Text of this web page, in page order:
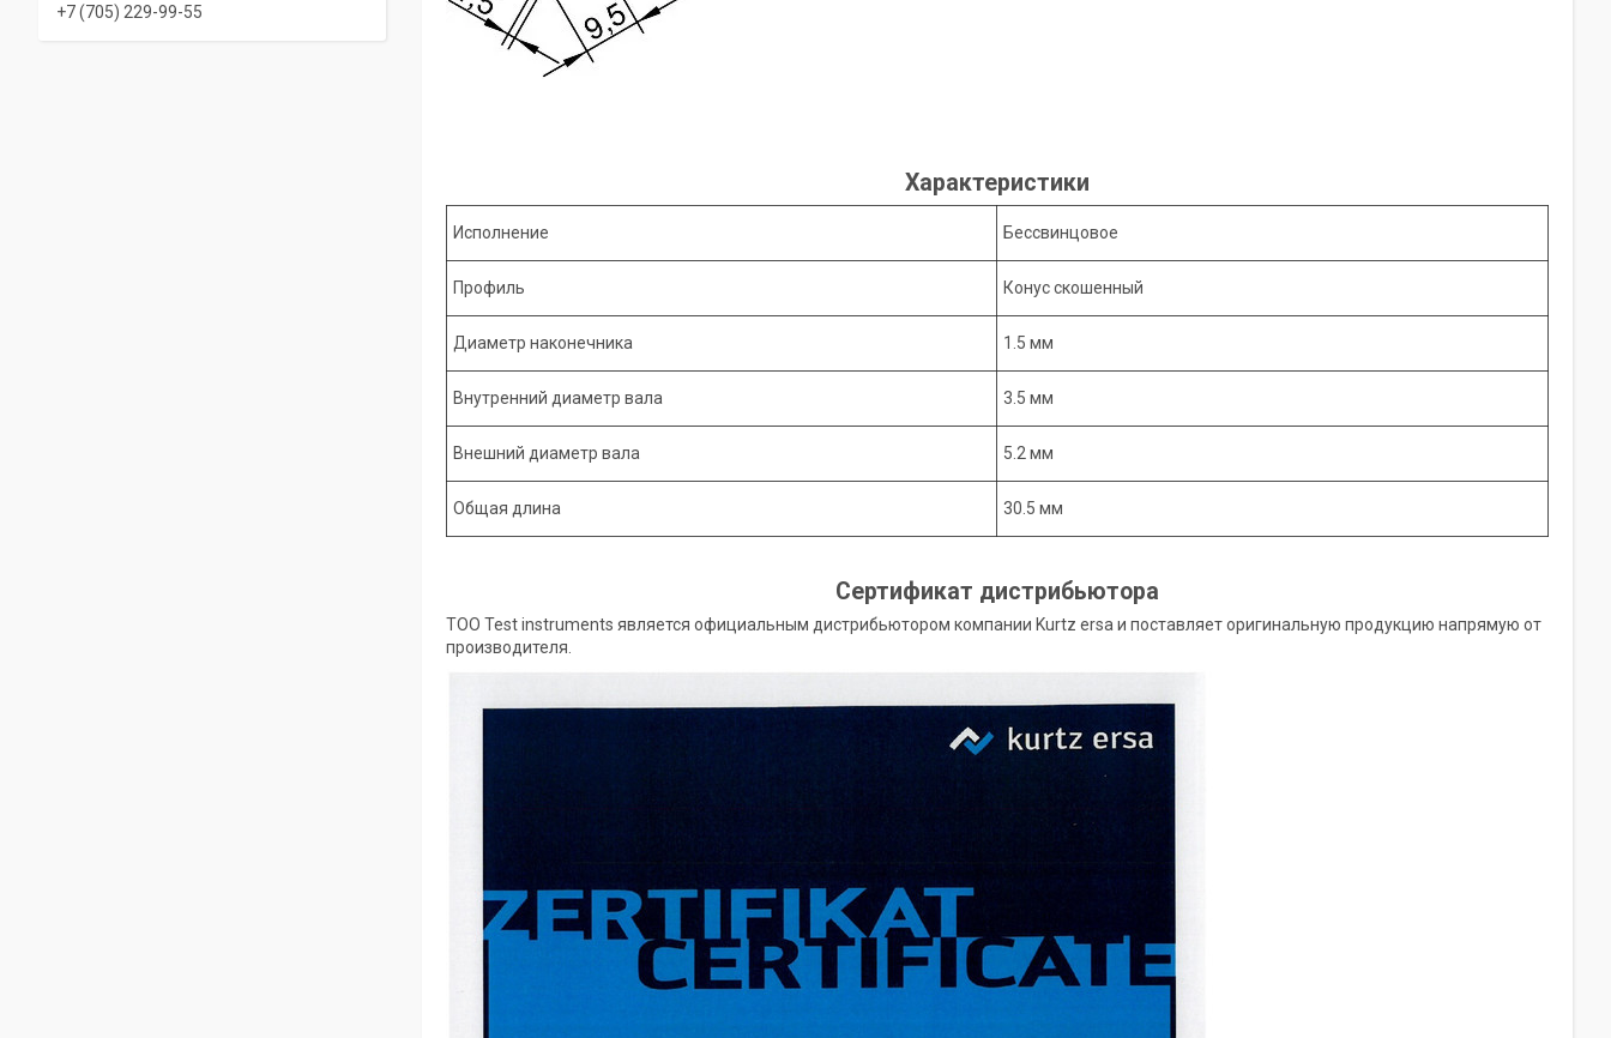
Характеристики
Исполнение Бессвинцовое
Профиль Конус скошенный
Диаметр наконечника 1.5 мм
Внутренний диаметр вала 3.5 мм
Внешний диаметр вала 5.2 мм
Общая длина 30.5 мм
Сертификат дистрибьютора
ТОО Test instruments является официальным дистрибьютором компании Kurtz ersa и поставляет оригинальную продукцию напрямую от
производителя.
+7 (705) 229-99-55